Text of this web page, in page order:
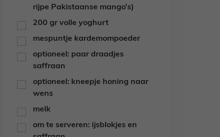
rijpe Pakistaanse mango’s)
▢
200 gr volle yoghurt
▢
mespuntje kardemompoeder
▢
optioneel: paar draadjes
saffraan
▢
optioneel: kneepje honing naar
wens
▢
melk
▢
om te serveren: ijsblokjes en